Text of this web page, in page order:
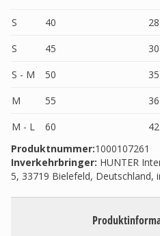
S
40
S
45
S - M
50
M
55
M - L
60
Produktnummer:1000107261
Inverkehrbringer: HUNTER
5, 33719 Bielefeld, Deutschland,